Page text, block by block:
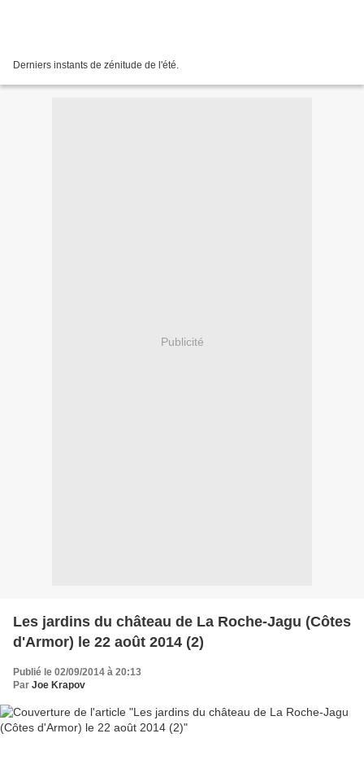
Derniers instants de zénitude de l'été.
Publicité
Les jardins du château de La Roche-Jagu (Côtes
d'Armor) le 22 août 2014 (2)
Publié le 02/09/2014 à 20:13
Par Joe Krapov